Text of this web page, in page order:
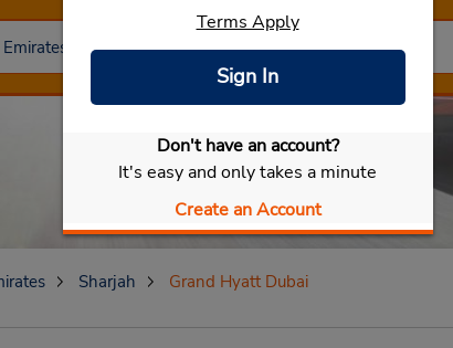
Seleccionar mi vehículo
Terms Apply
Sign In
Don't have an account?
It's easy and only takes a minute
Create an Account
Sharjah Grand Hyatt Dubai